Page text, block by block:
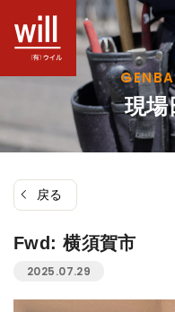
ツ
へ
プ
現場
戻る
Fwd: 横須賀市
2025.07.29